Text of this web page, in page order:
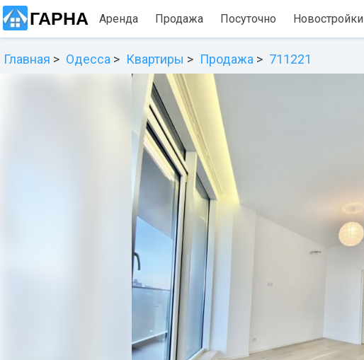
ГАРНА Аренда Продажа Посуточно Новостройки
Главная Одесса Квартиры Продажа 711221